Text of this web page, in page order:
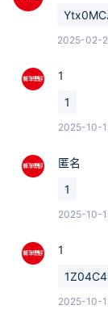
2025-02-
1
1
2025-10-
匿名
1
2025-10-
1
2025-10-